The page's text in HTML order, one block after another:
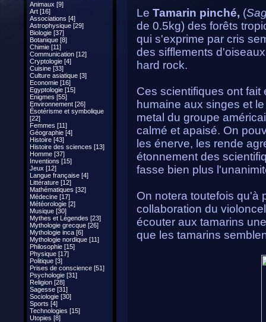
Animaux [9]
Art [16]
Associations [4]
Astrophysique [29]
Biologie [37]
Botanique [8]
Chimie [11]
Communication [12]
Cryptologie [4]
Cuisine [33]
Culture asiatique [3]
Economie [16]
Egyptologie [15]
Enigmes [55]
Environnement [26]
Ésotérisme et symbolique
[22]
Femmes [11]
Géographie [4]
Histoire [43]
Histoire des sciences [13]
Homme [37]
Inventions [15]
Jeux [12]
Langue française [4]
Littérature [12]
Mathématiques [32]
Médecine [17]
Météorologie [2]
Musique [30]
Mythes et Légendes [23]
Mythologie grecque [26]
Mythologie inca [6]
Mythologie nordique [11]
Philosophie [15]
Physique [17]
Politique [3]
Prises de conscience [51]
Psychologie [31]
Religion [28]
Sagesse [31]
Sociologie [30]
Sports [4]
Technologies [15]
Utopies [8]
Le Tamarin pinché, (
de 0.5kg) des forêts
qui s'exprime par cris
des sifflements
hard rock.
Ces scientifiques ont
humaine aux singes et
metal du groupe
calmé et apaisé. On
les énerve, les rende
étonnement des
fasse bien plus
On notera toutefois qu'à
collaboration du
écouter aux tamarins
que les tamarins